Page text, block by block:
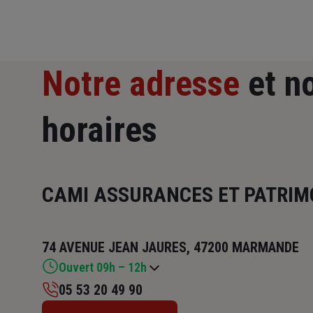
Notre adresse et
horaires
CAMI ASSURANCES ET
74 AVENUE JEAN JAURES, 47200 MARMANDE
Ouvert 09h – 12h
05 53 20 49 90